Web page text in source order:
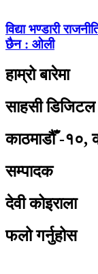
विद्या भण्डारी
छैन : ओली
हाम्रो बारेमा
साहसी डिजिटल
काठमाडौँ -१०,
सम्पादक
देवी कोइराला
फलो गर्नुहोस